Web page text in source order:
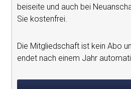
beiseite und auch bei
Sie kostenfrei.
Die Mitgliedschaft ist kein Abo
endet nach einem Jahr